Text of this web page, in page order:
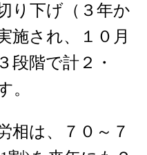
り下げ（３年か
施され、１０月
段階で計２・
。
相は、７０～７